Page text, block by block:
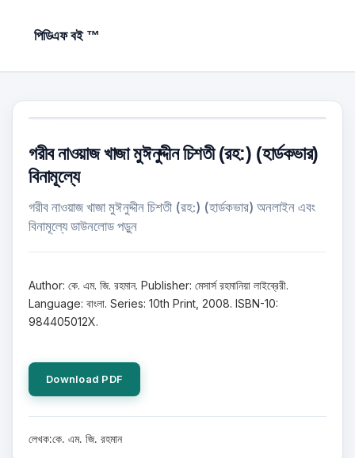
পিডিএফ বই ™
গরীব নাওয়াজ খাজা মুঈনুদ্দীন চিশতী (রহ:) (হার্ডকভার)
বিনামূল্যে
গরীব নাওয়াজ খাজা মুঈনুদ্দীন চিশতী (রহ:) (হার্ডকভার) অনলাইন এবং
বিনামূল্যে ডাউনলোড পড়ুন
Author: কে. এম. জি. রহমান. Publisher: মেসার্স রহমানিয়া লাইব্রেরী.
Language: বাংলা. Series: 10th Print, 2008. ISBN-10:
984405012X.
Download PDF
লেখক:কে. এম. জি. রহমান